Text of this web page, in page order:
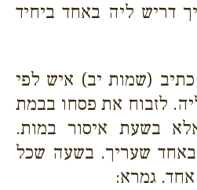
דריש ליה באחד ביחיד
(שמות יב) איש לפי
לזבוח את פסחו בבמת
בשעת איסור במות.
באחד שעריך. בשעה שכל
גמרא: